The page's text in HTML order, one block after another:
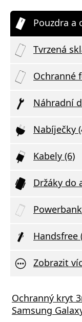
Pouzdra a
Tvrzená
Ochranné
Náhradní
Nabíječky
Kabely (6)
Držáky do
Handsfree
Zobrazit
Ochranný kryt
Samsung